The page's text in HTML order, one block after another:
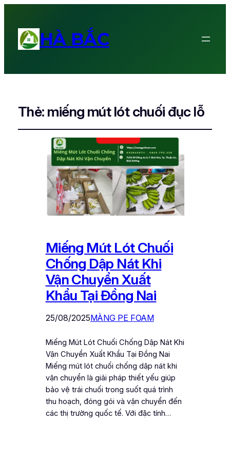
HÀ BẮC
Thẻ: miếng mút lót chuối đục lỗ
Miếng Mút Lót Chuối
Chống Dập Nát Khi
Vận Chuyển Xuất
Khẩu Tại Đồng Nai
25/08/2025MÀNG PE FOAM
Miếng Mút Lót Chuối Chống Dập Nát Khi
Vận Chuyển Xuất Khẩu Tại Đồng Nai
Miếng mút lót chuối chống dập nát khi
vận chuyển là giải pháp thiết yếu giúp
bảo vệ trái chuối trong suốt quá trình
thu hoạch, đóng gói và vận chuyển đến
các thị trường quốc tế. Với đặc tính…